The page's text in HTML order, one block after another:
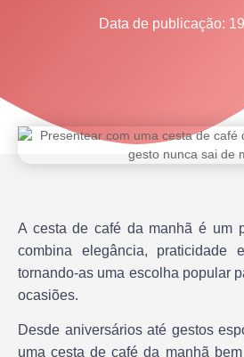
Data de publicação:
A cesta de café da manhã é um
combina elegância, praticidade
tornando-as uma escolha popular
ocasiões.
Desde aniversários até gestos
uma cesta de café da manhã